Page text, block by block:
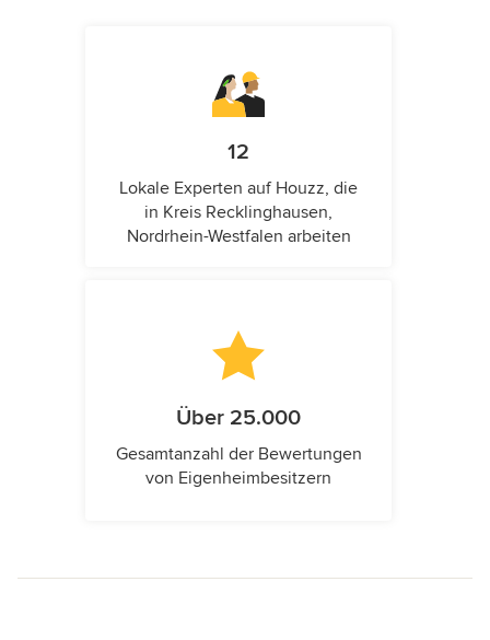
12
Lokale Experten auf Houzz, die
in Kreis Recklinghausen,
Nordrhein-Westfalen arbeiten
Über 25.000
Gesamtanzahl der Bewertungen
von Eigenheimbesitzern